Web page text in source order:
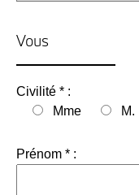
Vous
Civilité * :
Mme
M.
Prénom * :